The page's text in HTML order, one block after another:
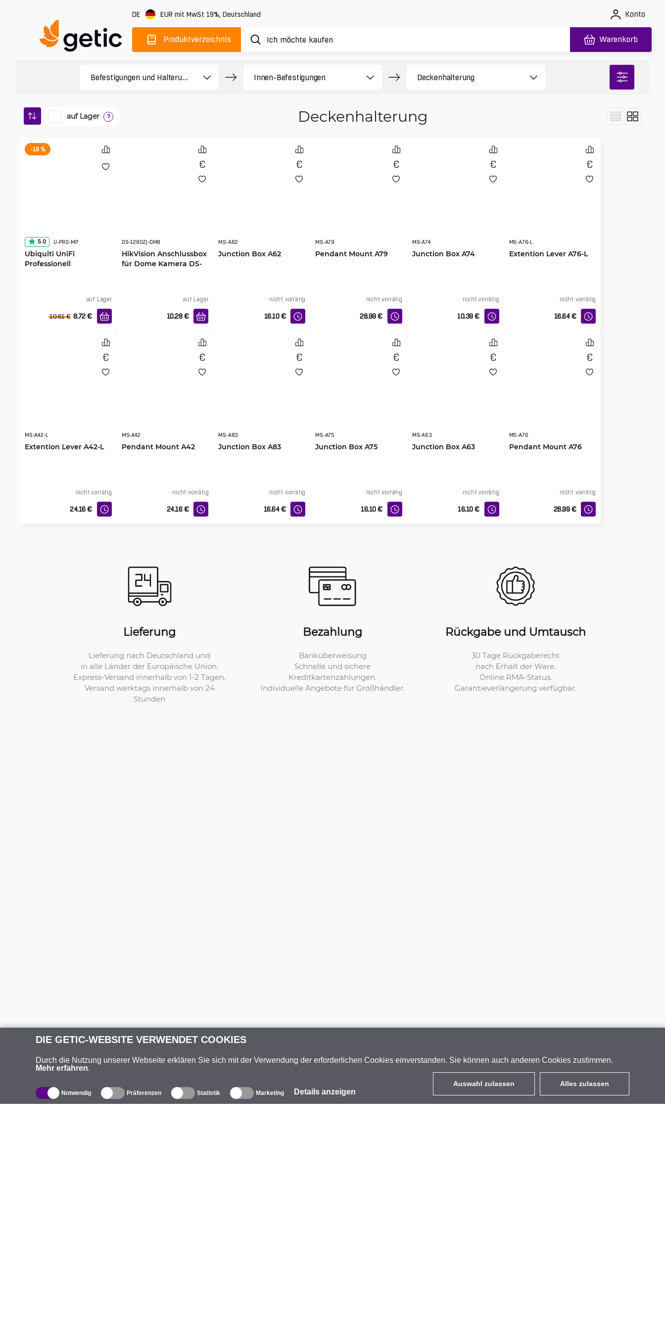
DIE GETIC-WEBSITE VERWENDET COOKIES
Durch die Nutzung unserer Webseite erklären Sie sich mit der Verwendung der erforderlichen Cookies einverstanden. Sie können auch anderen Cookies zustimmen.
Mehr erfahren.
Notwendig Präferenzen Statistik Marketing Details anzeigen
Auswahl zulassen Alles zulassen
DE EUR mit MwSt 19%, Deutschland Konto
Produktverzeichnis Warenkorb
auf Lager ? Deckenhalterung
-18 %
5.0 U-PRO-MP
Ubiquiti UniFi
Professionell
auf Lager
10.61 € 8.72 €
DS-1280ZJ-DM8
HikVision Anschlussbox
für Dome Kamera DS-
auf Lager
10.28 €
MS-A62
Junction Box A62
nicht vorrätig
16.10 €
MS-A79
Pendant Mount A79
nicht vorrätig
28.99 €
MS-A74
Junction Box A74
nicht vorrätig
10.39 €
MS-A76-L
Extention Lever A76-L
nicht vorrätig
16.64 €
MS-A42-L
Extention Lever A42-L
nicht vorrätig
24.16 €
MS-A42
Pendant Mount A42
nicht vorrätig
24.16 €
MS-A83
Junction Box A83
nicht vorrätig
16.64 €
MS-A75
Junction Box A75
nicht vorrätig
16.10 €
MS-A63
Junction Box A63
nicht vorrätig
16.10 €
MS-A76
Pendant Mount A76
nicht vorrätig
28.99 €
Lieferung
Lieferung nach Deutschland und
in alle Länder der Europäische Union.
Express-Versand innerhalb von 1-2 Tagen.
Versand werktags innerhalb von 24
Stunden
Bezahlung
Banküberweisung
Schnelle und sichere
Kreditkartenzahlungen.
Individuelle Angebote für Großhändler.
Rückgabe und Umtausch
30 Tage Rückgaberecht
nach Erhalt der Ware.
Online RMA-Status.
Garantieverlängerung verfügbar.